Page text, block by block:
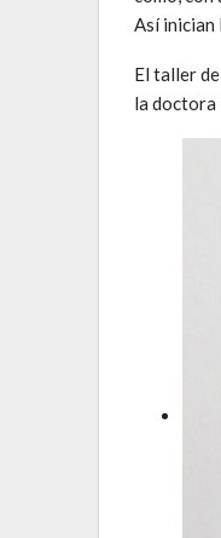
Así inician
El taller
la doctora